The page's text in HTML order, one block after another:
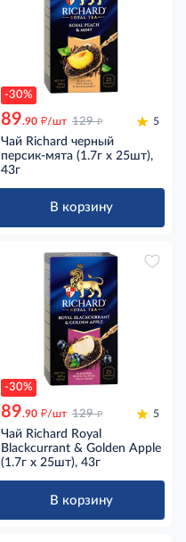
-30%
89.90 д/шт 129 д 5
Чай Richard черный
персик-мята (1.7г x 25шт),
43г
В корзину
-30%
89.90 д/шт 129 д 5
Чай Richard Royal
Blackcurrant & Golden Apple
(1.7г x 25шт), 43г
В корзину